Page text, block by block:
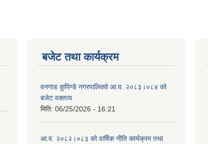
बजेट तथा कार्यक्रम
वनगाड कुपिण्डे नगरपालिकाो आ.व. २०८३।०८४ को
बजेट वक्तव्य
मिति: 06/25/2026 - 16:21
आ.व. २०८२।०८३ को वार्षिक नीति कार्यक्रम तथा